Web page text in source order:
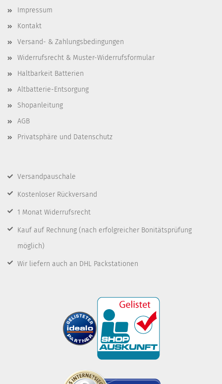
Impressum
Kontakt
Versand- & Zahlungsbedingungen
Widerrufsrecht & Muster-Widerrufsformular
Haltbarkeit Batterien
Altbatterie-Entsorgung
Shopanleitung
AGB
Privatsphäre und Datenschutz
Versandpauschale
Kostenloser Rückversand
1 Monat Widerrufsrecht
Kauf auf Rechnung (nach erfolgreicher Bonitätsprüfung
möglich)
Wir liefern auch an DHL Packstationen